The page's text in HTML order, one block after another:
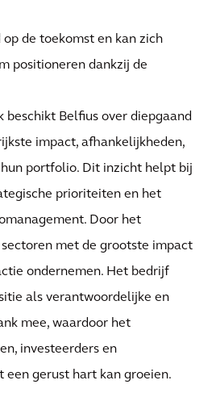
op de toekomst en kan zich
positioneren dankzij de
beschikt Belfius over diepgaand
impact, afhankelijkheden,
hun portfolio. Dit inzicht helpt bij
prioriteiten en het
Door het
met de grootste impact
ondernemen. Het bedrijf
als verantwoordelijke en
mee, waardoor het
investeerders en
een gerust hart kan groeien.